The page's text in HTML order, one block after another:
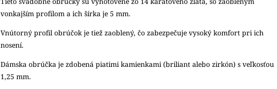
vonkajším profilom a ich šírka je 5 mm.
Vnútorný profil obrúčok je tiež zaoblený, čo zabezpečuje vysoký komfort pri ich
nosení.
Dámska obrúčka je zdobená piatimi kamienkami (briliant alebo zirkón) s veľkosťou
1,25 mm.